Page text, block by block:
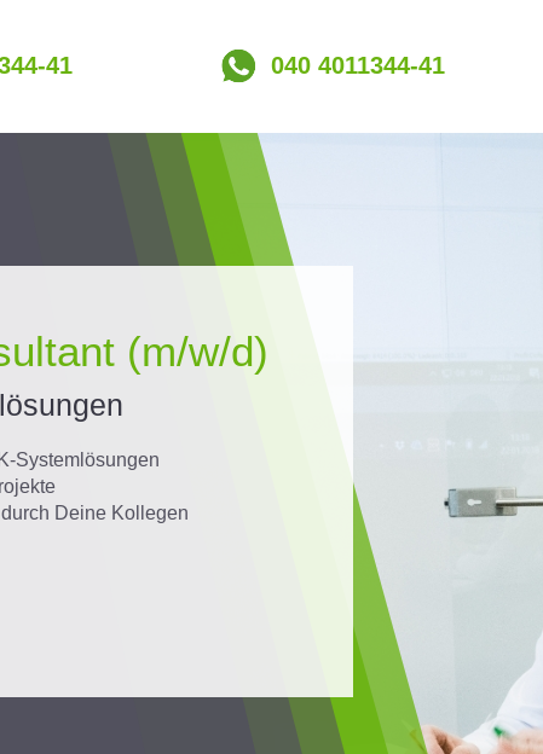
41 040 4011344-41
(m/w/d)
Systemlösungen
Deine Kollegen